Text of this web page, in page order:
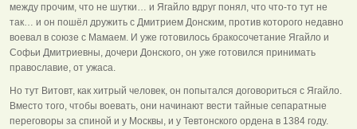
между прочим, что не шутки… и Ягайло вдруг понял, что что-то тут не
так… и он пошёл дружить с Дмитрием Донским, против которого недавно
воевал в союзе с Мамаем. И уже готовилось бракосочетание Ягайло и
Софьи Дмитриевны, дочери Донского, он уже готовился принимать
православие, от ужаса.
Но тут Витовт, как хитрый человек, он попытался договориться с Ягайло.
Вместо того, чтобы воевать, они начинают вести тайные сепаратные
переговоры за спиной и у Москвы, и у Тевтонского ордена в 1384 году.